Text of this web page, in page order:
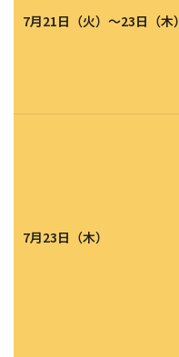
7月21日（火）～23日（木）
7月23日（木）